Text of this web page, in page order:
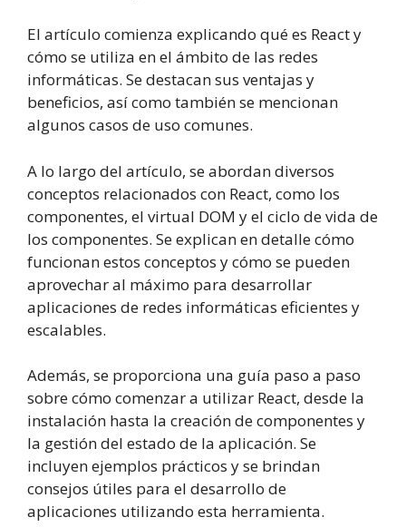
El artículo comienza explicando qué es React y
cómo se utiliza en el ámbito de las redes
informáticas. Se destacan sus ventajas y
beneficios, así como también se mencionan
algunos casos de uso comunes.
A lo largo del artículo, se abordan diversos
conceptos relacionados con React, como los
componentes, el virtual DOM y el ciclo de vida de
los componentes. Se explican en detalle cómo
funcionan estos conceptos y cómo se pueden
aprovechar al máximo para desarrollar
aplicaciones de redes informáticas eficientes y
escalables.
Además, se proporciona una guía paso a paso
sobre cómo comenzar a utilizar React, desde la
instalación hasta la creación de componentes y
la gestión del estado de la aplicación. Se
incluyen ejemplos prácticos y se brindan
consejos útiles para el desarrollo de
aplicaciones utilizando esta herramienta.